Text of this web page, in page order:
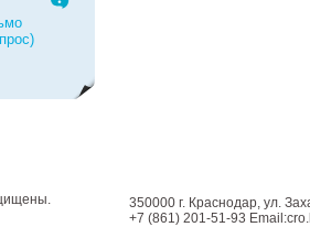
350000 г. Краснодар, ул.
+7 (861) 201-51-93